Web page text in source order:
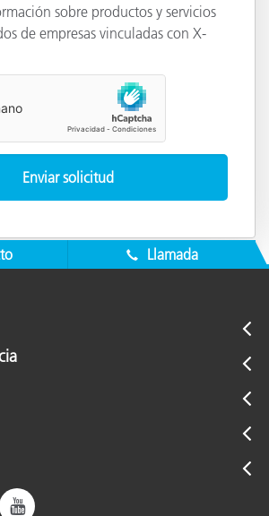
sobre productos y servicios
de empresas vinculadas con X-
Llamada